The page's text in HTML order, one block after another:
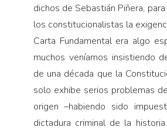
dichos de Sebastián Piñera,
los constitucionalistas la
Carta Fundamental era algo
muchos veníamos insistiendo
de una década que la
solo exhibe serios problemas
origen –habiendo sido
dictadura criminal de la